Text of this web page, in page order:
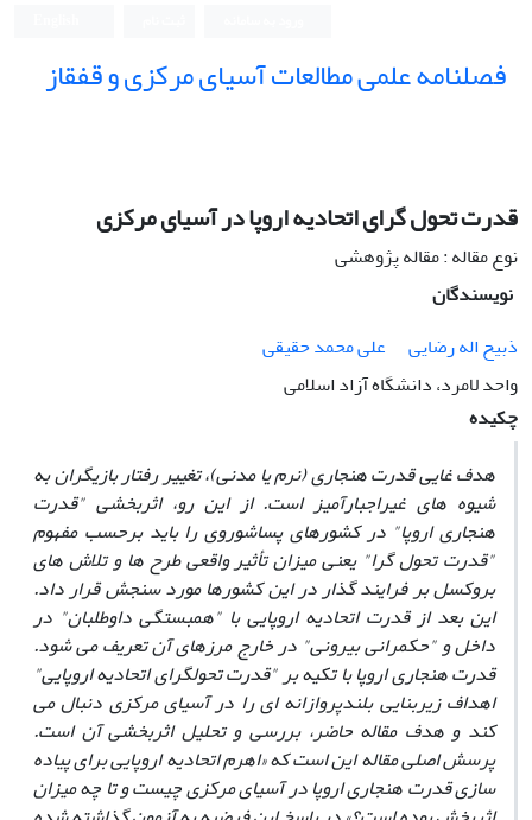
فصلنامه علمی مطالعات آسیای مرکزی و قفقاز
قدرت تحول‏ گرای اتحادیه اروپا در آسیای مرکزی
نوع مقاله : مقاله پژوهشی
نویسندگان
ذبیح اله رضایی
علی محمد حقیقی
واحد لامرد، دانشگاه آزاد اسلامی
چکیده
هدف غایی قدرت هنجاری (نرم یا مدنی)، تغییر رفتار بازیگران به
شیوه ‏‏های غیراجبارآمیز است. از این رو، اثربخشی "قدرت
هنجاری اروپا" در کشورهای پساشوروی را باید برحسب مفهوم
"قدرت تحول‏ گرا" یعنی میزان تأثیر واقعی طرح ‏ها و تلاش ‏های
بروکسل بر فرایند گذار در این کشورها مورد سنجش قرار داد.
این بعد از قدرت اتحادیه اروپایی با "همبستگی داوطلبان" در
داخل و"حکمرانی بیرونی" در خارج مرزهای آن تعریف ‏می‏ شود.
قدرت هنجاری اروپا با تکیه بر"قدرت تحول‏گرای اتحادیه اروپایی"
اهداف زیربنایی بلندپروازانه‏ ای را در آسیای مرکزی دنبال می‏
کند و هدف مقاله حاضر، بررسی و تحلیل اثربخشی آن است.
پرسش اصلی مقاله این است که «اهرم اتحادیه اروپایی برای پیاده
‏سازی قدرت هنجاری اروپا در آسیای مرکزی چیست و تا چه میزان